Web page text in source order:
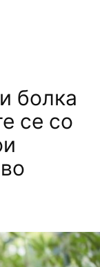
болка
се со